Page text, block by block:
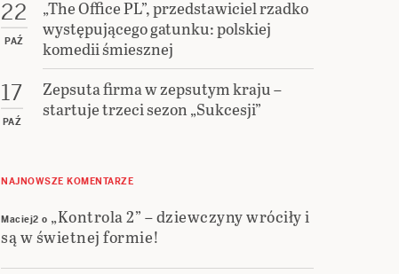
22
PAŹ
„The Office PL”, przedstawiciel rzadko
występującego gatunku: polskiej
komedii śmiesznej
17
PAŹ
Zepsuta firma w zepsutym kraju –
startuje trzeci sezon „Sukcesji”
NAJNOWSZE KOMENTARZE
Maciej2 o „Kontrola 2” – dziewczyny wróciły i
są w świetnej formie!